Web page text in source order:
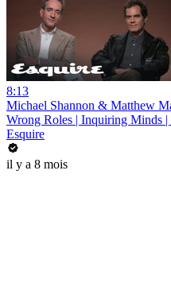
8:13
Michael Shannon & Matthew
Wrong Roles | Inquiring Minds |
Esquire
il y a 8 mois